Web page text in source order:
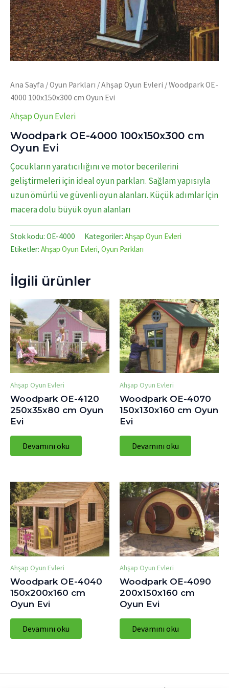
Ana Sayfa /Oyun Parkları /Ahşap Oyun Evleri / Woodpark OE-
4000 100x150x300 cm Oyun Evi
Ahşap Oyun Evleri
Woodpark OE-4000 100x150x300 cm
Oyun Evi
Çocukların yaratıcılığını ve motor becerilerini
geliştirmeleri için ideal oyun parkları. Sağlam yapısıyla
uzun ömürlü ve güvenli oyun alanları. Küçük adımlar İçin
macera dolu büyük oyun alanları
Stok kodu: OE-4000 Kategoriler: Ahşap Oyun Evleri
Etiketler: Ahşap Oyun Evleri, Oyun Parkları
İlgili ürünler
Ahşap Oyun Evleri
Woodpark OE-4120
250x35x80 cm Oyun
Evi
Devamını oku
Ahşap Oyun Evleri
Woodpark OE-4070
150x130x160 cm Oyun
Evi
Devamını oku
Ahşap Oyun Evleri
Woodpark OE-4040
150x200x160 cm
Oyun Evi
Devamını oku
Ahşap Oyun Evleri
Woodpark OE-4090
200x150x160 cm
Oyun Evi
Devamını oku